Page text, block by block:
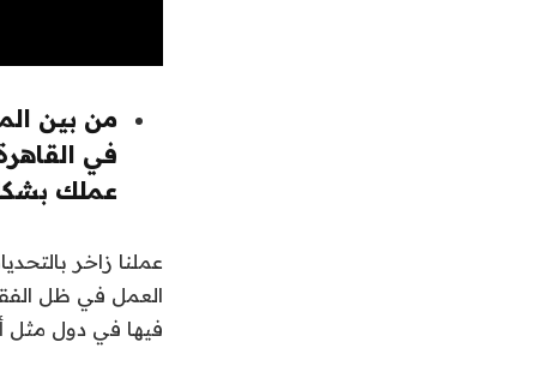
من بين
في
عملك
عملنا زاخر
العمل في ظل
فيها في دول مثل